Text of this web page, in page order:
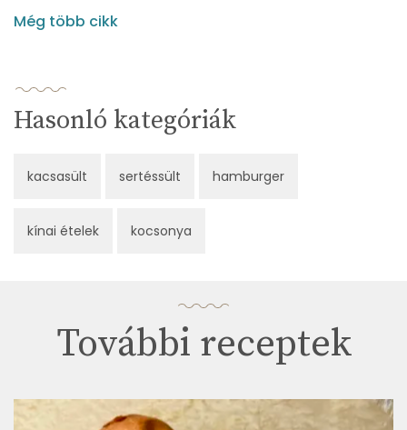
Még több cikk
Hasonló kategóriák
kacsasült sertéssült hamburger
kínai ételek kocsonya
További receptek